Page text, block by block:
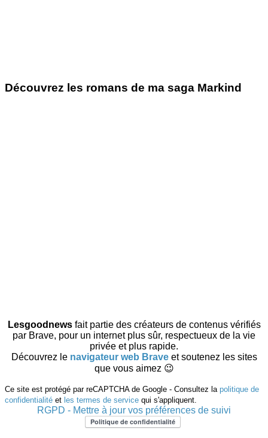
Découvrez les romans de ma saga Markind
Lesgoodnewsfait partie des créateurs de contenus vérifiés
par Brave, pour un internet plus sûr, respectueux de la vie
privée et plus rapide.
Découvrez le navigateur web Brave et soutenez les sites
que vous aimez 😉
Ce site est protégé par reCAPTCHA de Google - Consultez la politique de
confidentialité et les termes de service qui s'appliquent.
RGPD - Mettre à jour vos préférences de suivi